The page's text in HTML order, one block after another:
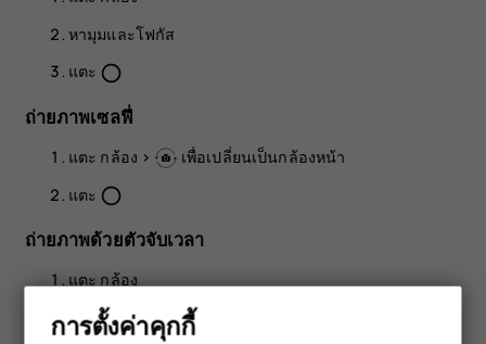
หามุมและโฟกัส
แตะ panorama_fish_eye
ถ่ายภาพเซลฟี่
แตะ กล้อง >
เพื่อเปลี่ยนเป็นกล้องหน้า
แตะ panorama_fish_eye
ถ่ายภาพด้วยตัวจับเวลา
แตะ กล้อง
แตะ
และเลือกเวลา
การตั้งค่าคุกกี้